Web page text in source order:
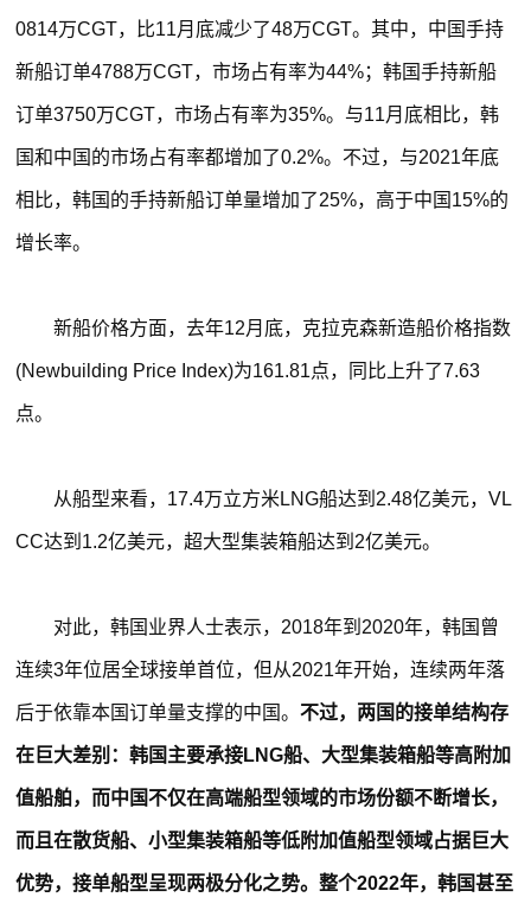
0814万CGT，比11月底减少了48万CGT。其中，中国手持
新船订单4788万CGT，市场占有率为44%；韩国手持新船
订单3750万CGT，市场占有率为35%。与11月底相比，韩
国和中国的市场占有率都增加了0.2%。不过，与2021年底
相比，韩国的手持新船订单量增加了25%，高于中国15%的
增长率。
新船价格方面，去年12月底，克拉克森新造船价格指数
(Newbuilding Price Index)为161.81点，同比上升了7.63
点。
从船型来看，17.4万立方米LNG船达到2.48亿美元，VL
CC达到1.2亿美元，超大型集装箱船达到2亿美元。
对此，韩国业界人士表示，2018年到2020年，韩国曾
连续3年位居全球接单首位，但从2021年开始，连续两年落
后于依靠本国订单量支撑的中国。不过，两国的接单结构存
在巨大差别：韩国主要承接LNG船、大型集装箱船等高附加
值船舶，而中国不仅在高端船型领域的市场份额不断增长，
而且在散货船、小型集装箱船等低附加值船型领域占据巨大
优势，接单船型呈现两极分化之势。整个2022年，韩国甚至